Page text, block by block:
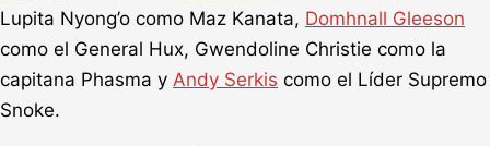
Lupita Nyong’o como Maz Kanata, Domhnall Gleeson
como el General Hux, Gwendoline Christie como la
capitana Phasma y Andy Serkis como el Líder Supremo
Snoke.